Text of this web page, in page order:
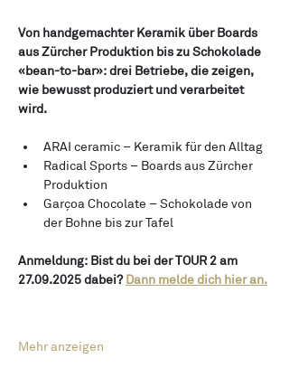
Von handgemachter Keramik über Boards
aus Zürcher Produktion bis zu Schokolade
«bean-to-bar»: drei Betriebe, die zeigen,
wie bewusst produziert und verarbeitet
wird.
ARAI ceramic – Keramik für den Alltag
Radical Sports – Boards aus Zürcher
Produktion
Garçoa Chocolate – Schokolade von
der Bohne bis zur Tafel
Anmeldung: Bist du bei der TOUR 2 am
27.09.2025 dabei? Dann melde dich hier an.
Mehr anzeigen